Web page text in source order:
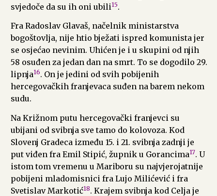
svjedoče da su ih oni ubili 15.
Fra Radoslav Glavaš, načelnik ministarstva
bogoštovlja, nije htio bježati ispred komunista jer
se osjećao nevinim. Uhićen je i u skupini od njih
58 osuđen za jedan dan na smrt. To se dogodilo 29.
lipnja16. On je jedini od svih pobijenih
hercegovačkih franjevaca suđen na barem nekom
sudu.
Na Križnom putu hercegovački franjevci su
ubijani od svibnja sve tamo do kolovoza. Kod
Slovenj Gradeca između 15. i 21. svibnja zadnji je
put viđen fra Emil Stipić, župnik u Gorancima17. U
istom tom vremenu u Mariboru su najvjerojatnije
pobijeni mladomisnici fra Lujo Milićević i fra
Svetislav Markotić18. Krajem svibnja kod Celja je